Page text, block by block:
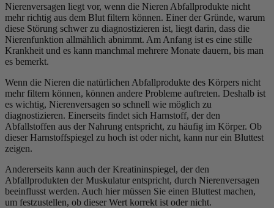
Nierenversagen liegt vor, wenn die Nieren Abfallprodukte nicht
mehr richtig aus dem Blut filtern können. Einer der Gründe, warum
diese Störung schwer zu diagnostizieren ist, liegt darin, dass die
Nierenfunktion allmählich abnimmt. Am Anfang ist es eine stille
Krankheit und es kann manchmal mehrere Monate dauern, bis man
es bemerkt.
Wenn die Nieren die natürlichen Abfallprodukte des Körpers nicht
mehr filtern können, können andere Probleme auftreten. Deshalb ist
es wichtig, Nierenversagen so schnell wie möglich zu
diagnostizieren. Einerseits findet sich Harnstoff, der den
Abfallstoffen aus der Nahrung entspricht, zu häufig im Körper. Ob
dieser Harnstoffspiegel zu hoch ist oder nicht, kann nur ein Bluttest
zeigen.
Andererseits kann auch der Kreatininspiegel, der den
Abfallprodukten der Muskulatur entspricht, durch Nierenversagen
beeinflusst werden. Auch hier müssen Sie einen Bluttest machen,
um festzustellen, ob dieser Wert korrekt ist oder nicht.